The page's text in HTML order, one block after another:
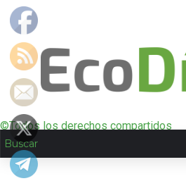
©Todos los derechos compartidos